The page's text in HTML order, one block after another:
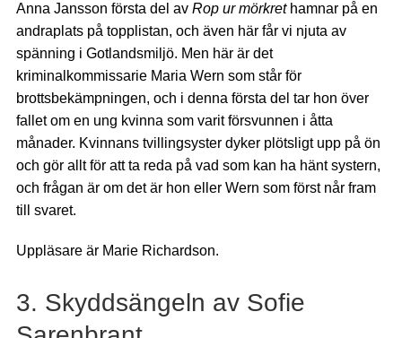
Anna Jansson första del av Rop ur mörkrethamnar på en
andraplats på topplistan, och även här får vi njuta av
spänning i Gotlandsmiljö. Men här är det
kriminalkommissarie Maria Wern som står för
brottsbekämpningen, och i denna första del tar hon över
fallet om en ung kvinna som varit försvunnen i åtta
månader. Kvinnans tvillingsyster dyker plötsligt upp på ön
och gör allt för att ta reda på vad som kan ha hänt systern,
och frågan är om det är hon eller Wern som först når fram
till svaret.
Uppläsare är Marie Richardson.
3. Skyddsängeln av Sofie